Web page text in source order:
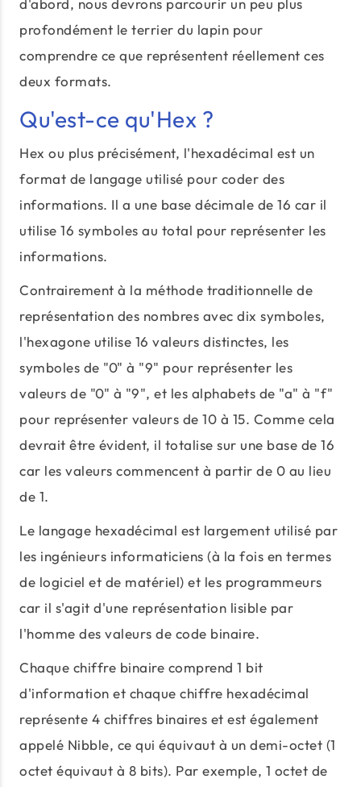
d'abord, nous devrons parcourir un peu plus
profondément le terrier du lapin pour
comprendre ce que représentent réellement ces
deux formats.
Qu'est-ce qu'Hex ?
Hex ou plus précisément, l'hexadécimal est un
format de langage utilisé pour coder des
informations. Il a une base décimale de 16 car il
utilise 16 symboles au total pour représenter les
informations.
Contrairement à la méthode traditionnelle de
représentation des nombres avec dix symboles,
l'hexagone utilise 16 valeurs distinctes, les
symboles de "0" à "9" pour représenter les
valeurs de "0" à "9", et les alphabets de "a" à "f"
pour représenter valeurs de 10 à 15. Comme cela
devrait être évident, il totalise sur une base de 16
car les valeurs commencent à partir de 0 au lieu
de 1.
Le langage hexadécimal est largement utilisé par
les ingénieurs informaticiens (à la fois en termes
de logiciel et de matériel) et les programmeurs
car il s'agit d'une représentation lisible par
l'homme des valeurs de code binaire.
Chaque chiffre binaire comprend 1 bit
d'information et chaque chiffre hexadécimal
représente 4 chiffres binaires et est également
appelé Nibble, ce qui équivaut à un demi-octet (1
octet équivaut à 8 bits). Par exemple, 1 octet de